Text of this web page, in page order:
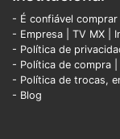
- É confiável comprar
- Empresa
TV MX
- Política de
- Política de compra |
- Política de trocas,
- Blog